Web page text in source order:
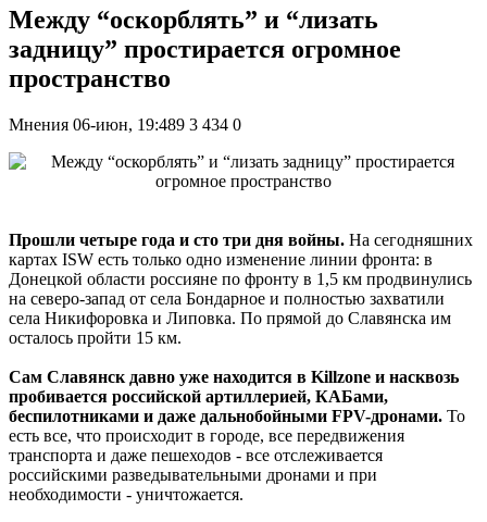
Между “оскорблять” и “лизать
задницу” простирается огромное
пространство
Мнения 06-июн, 19:489 3 434 0
Прошли четыре года и сто три дня войны. На сегодняшних
картах ISW есть только одно изменение линии фронта: в
Донецкой области россияне по фронту в 1,5 км продвинулись
на северо-запад от села Бондарное и полностью захватили
села Никифоровка и Липовка. По прямой до Славянска им
осталось пройти 15 км.
Сам Славянск давно уже находится в Killzone и насквозь
пробивается российской артиллерией, КАБами,
беспилотниками и даже дальнобойными FPV-дронами. То
есть все, что происходит в городе, все передвижения
транспорта и даже пешеходов - все отслеживается
российскими разведывательными дронами и при
необходимости - уничтожается.